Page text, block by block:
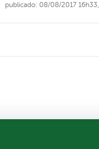
publicado: 08/08/2017 16h33,